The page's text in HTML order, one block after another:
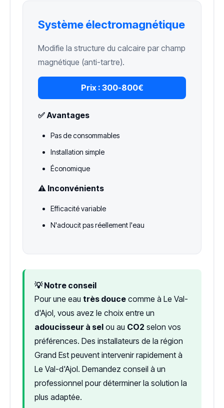
Système électromagnétique
Modifie la structure du calcaire par champ
magnétique (anti-tartre).
Prix : 300-800€
✅ Avantages
Pas de consommables
Installation simple
Économique
⚠️ Inconvénients
Efficacité variable
N'adoucit pas réellement l'eau
💡 Notre conseil
Pour une eau très douce comme à Le Val-
d'Ajol, vous avez le choix entre un
adoucisseur à sel ou au CO2 selon vos
préférences. Des installateurs de la région
Grand Est peuvent intervenir rapidement à
Le Val-d'Ajol. Demandez conseil à un
professionnel pour déterminer la solution la
plus adaptée.